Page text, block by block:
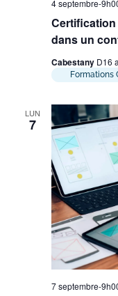
Certification
dans un
4 septembre-
Cabestany D16
Formations
LUN
7
7 septembre-